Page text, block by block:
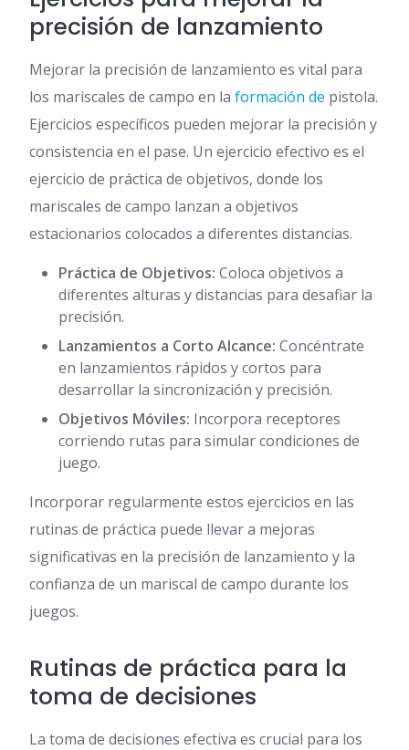
precisión de lanzamiento
Mejorar la precisión de lanzamiento es vital para
los mariscales de campo en la formación de pistola.
Ejercicios específicos pueden mejorar la precisión y
consistencia en el pase. Un ejercicio efectivo es el
ejercicio de práctica de objetivos, donde los
mariscales de campo lanzan a objetivos
estacionarios colocados a diferentes distancias.
Práctica de Objetivos: Coloca objetivos a
diferentes alturas y distancias para desafiar la
precisión.
Lanzamientos a Corto Alcance: Concéntrate
en lanzamientos rápidos y cortos para
desarrollar la sincronización y precisión.
Objetivos Móviles: Incorpora receptores
corriendo rutas para simular condiciones de
juego.
Incorporar regularmente estos ejercicios en las
rutinas de práctica puede llevar a mejoras
significativas en la precisión de lanzamiento y la
confianza de un mariscal de campo durante los
juegos.
Rutinas de práctica para la
toma de decisiones
La toma de decisiones efectiva es crucial para los